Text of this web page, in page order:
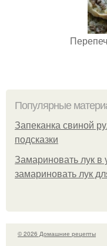
Популярные
Запеканка свиной
подсказки
Замариновать лук в
замариновать лук
© 2026 Домашние рецепты